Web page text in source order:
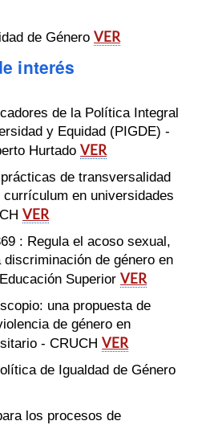
de GéneroVER
interés
de la Política Integral
y Equidad (PIGDE) -
HurtadoVER
de transversalidad
currículum en universidades
VER
: Regula el acoso sexual,
discriminación de género en
SuperiorVER
una propuesta de
de género en
- CRUCHVER
de Igualdad de Género
los procesos de